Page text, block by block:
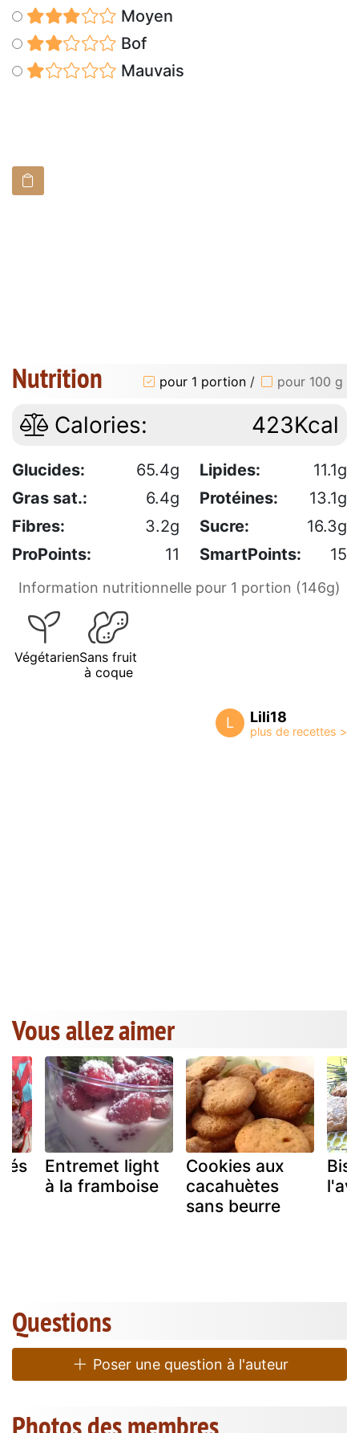
Moyen
Bof
Mauvais
Nutrition pour 1 portion / pour 100 g
Calories: 423Kcal
Glucides: 65.4g Lipides:
11.1g
Gras sat.:
6.4g Protéines:
13.1g
Fibres:
3.2g Sucre:
16.3g
ProPoints:
11 SmartPoints: 15
Information nutritionnelle pour 1 portion (146g)
VégétarienSans fruit
à coque
L Lili18
Vous allez aimer
Entremet light
à la framboise
Cookies aux
cacahuètes
sans beurre
Questions
Poser une question à l'auteur